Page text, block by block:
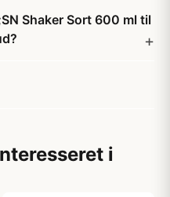
Shaker Sort 600 ml til
i